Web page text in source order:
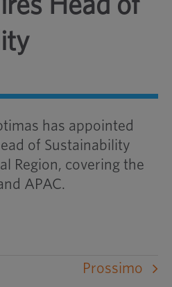
Head of
has appointed
of Sustainability
Region, covering the
APAC.
Prossimo